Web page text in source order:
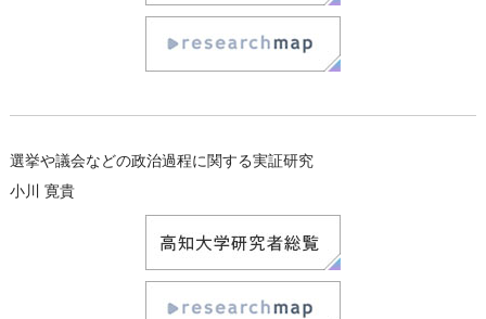
選挙や議会などの政治過程に関する実証研究
小川 寛貴